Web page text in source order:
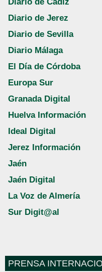
Diario de Cádiz
Diario de Jerez
Diario de Sevilla
Diario Málaga
El Día de Córdoba
Europa Sur
Granada Digital
Huelva Información
Ideal Digital
Jerez Información
Jaén
Jaén Digital
La Voz de Almería
Sur Digit@al
PRENSA